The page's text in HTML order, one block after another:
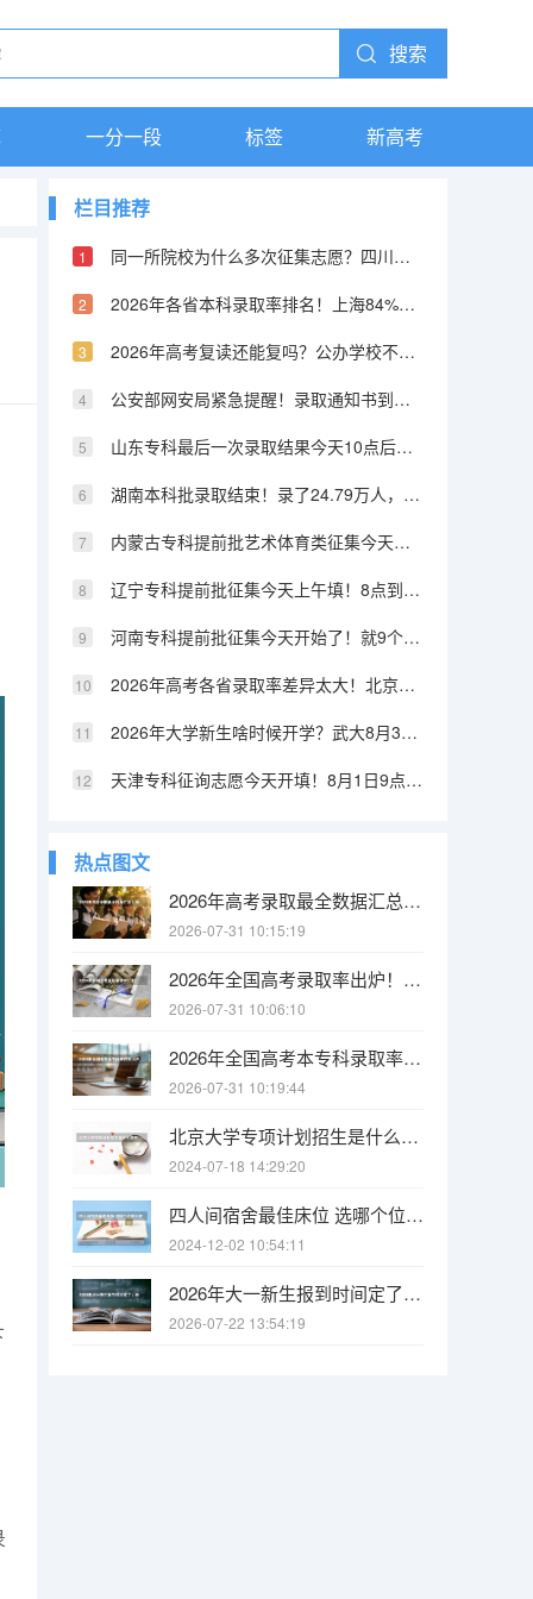
搜索
一分一段 标签 新高考
栏目推荐
同一所院校为什么多次征集志愿？四川本科艺术体育类已征集四次了
2026年各省本科录取率排名！上海84%排第一，山东倒数第二
2026年高考复读还能复吗？公办学校不收了，只能去民办或机构
公安部网安局紧急提醒！录取通知书到了，这5招教你辨真伪
山东专科最后一次录取结果今天10点后可查！集中录取阶段全部结束
湖南本科批录取结束！录了24.79万人，专科批次8月1日已开录
内蒙古专科提前批艺术体育类征集今天开始！9点到15点，6个小时
辽宁专科提前批征集今天上午填！8点到12点，就4个小时
河南专科提前批征集今天开始了！就9个小时，8月3日9点到18点，错过真没了
2026年高考各省录取率差异太大！北京上海超77%，山东河南不到35%
2026年大学新生啥时候开学？武大8月31日报到，北方工业8月28日就到了
天津专科征询志愿今天开填！8月1日9点到8月2日12点，别错过
热点图文
2026年高考录取最全数据汇总！报名人数、录取率、各省排名一张表看懂
2026-07-31 10:15:19
2026年全国高考录取率出炉！1290万人报名，本科率只有40%？
2026-07-31 10:06:10
2026年全国高考本专科录取率出炉！10个人里8个有学上，但本科只有4个
2026-07-31 10:19:44
北京大学专项计划招生是什么意思
2024-07-18 14:29:20
四人间宿舍最佳床位 选哪个位置比较好？
2024-12-02 10:54:11
2026年大一新生报到时间定了，最早8月底就开学，买票要趁早
2026-07-22 13:54:19